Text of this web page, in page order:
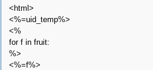
<html>
<%=uid_temp%>
<%
for f in fruit:
%>
<%=f%>